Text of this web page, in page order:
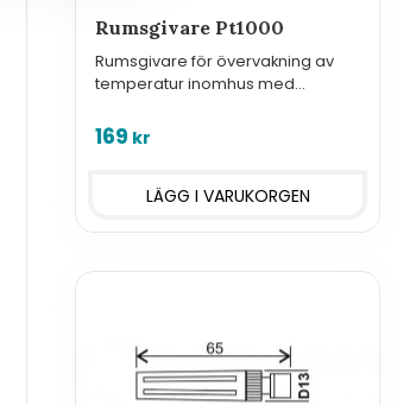
Rumsgivare Pt1000
Rumsgivare för övervakning av
temperatur inomhus med
169 kr